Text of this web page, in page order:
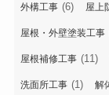
外構工事 (6) 屋上
屋根・外壁塗装工事
屋根補修工事 (11)
洗面所工事 (1) 解